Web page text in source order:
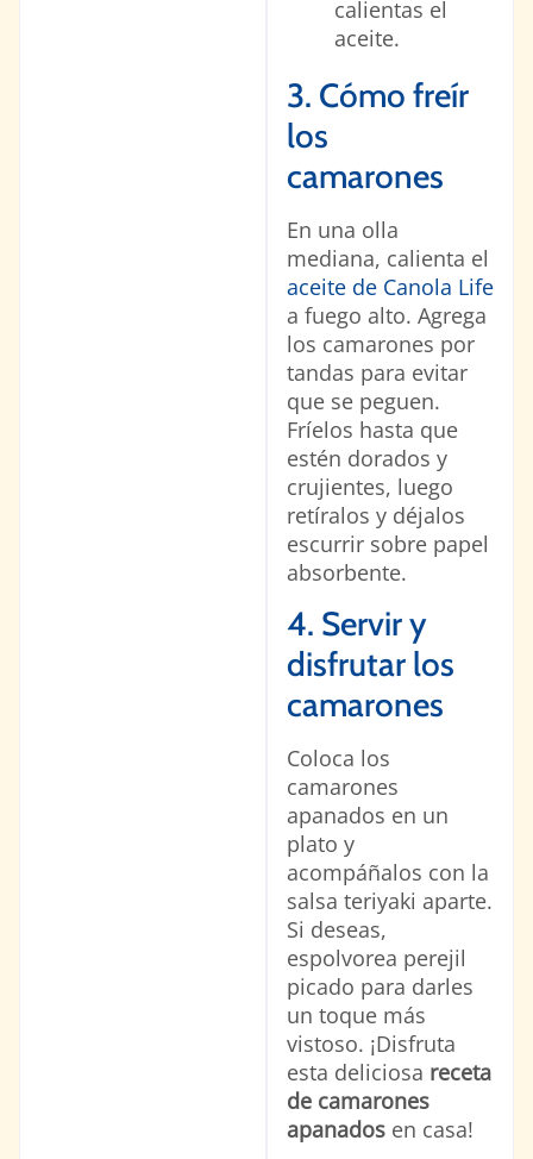
calientas el
aceite.
3. Cómo freír
los
camarones
En una olla
mediana, calienta el
aceite de Canola Life
a fuego alto. Agrega
los camarones por
tandas para evitar
que se peguen.
Fríelos hasta que
estén dorados y
crujientes, luego
retíralos y déjalos
escurrir sobre papel
absorbente.
4. Servir y
disfrutar los
camarones
Coloca los
camarones
apanados en un
plato y
acompáñalos con la
salsa teriyaki aparte.
Si deseas,
espolvorea perejil
picado para darles
un toque más
vistoso. ¡Disfruta
esta deliciosa receta
de camarones
apanados en casa!